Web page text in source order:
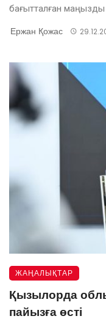
бағытталған маңызды
Ержан Қожас
ЖАҢАЛЫҚТАР
Қызылорда
пайызға өсті